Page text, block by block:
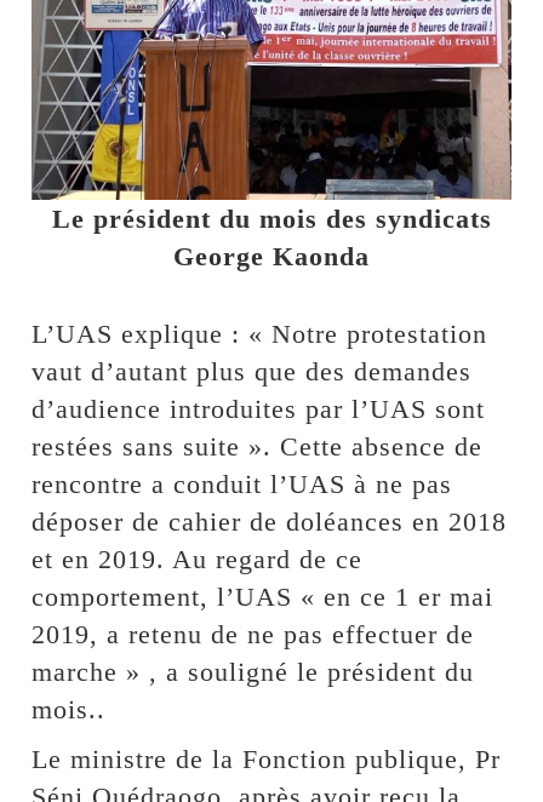
Le président du mois des syndicats
George Kaonda
L’UAS explique : « Notre protestation
vaut d’autant plus que des demandes
d’audience introduites par l’UAS sont
restées sans suite ». Cette absence de
rencontre a conduit l’UAS à ne pas
déposer de cahier de doléances en 2018
et en 2019. Au regard de ce
comportement, l’UAS « en ce 1 er mai
2019, a retenu de ne pas effectuer de
marche » , a souligné le président du
mois..
Le ministre de la Fonction publique, Pr